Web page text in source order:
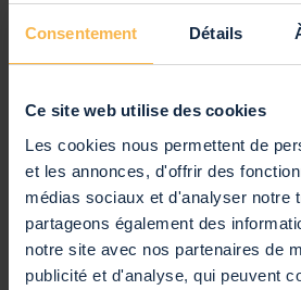
Consentement Détails
Ce site web utilise des cookies
Les cookies nous permettent de
et les annonces, d'offrir des
médias sociaux et d'analyser notre
partageons également des
notre site avec nos partenaires de
publicité et d'analyse, qui peuvent
4x anneau de verrouillage M10
4x Moer M10
Fabriqué en Europe
Marque
Power
Code EAN
Garantie
2 ans
Notice d'Utilisation
Anglais,